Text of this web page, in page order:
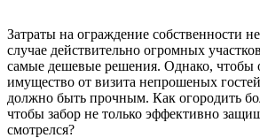
Затраты на ограждение собственности
случае действительно огромных
самые дешевые решения. Однако, чтобы
имущество от визита непрошеных
должно быть прочным. Как огородить
чтобы забор не только эффективно
смотрелся?